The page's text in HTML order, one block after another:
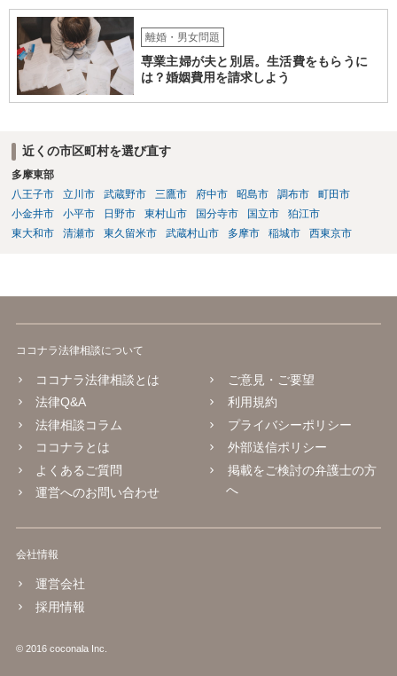
離婚・男女問題
専業主婦が夫と別居。生活費をもらうに
は？婚姻費用を請求しよう
近くの市区町村を選び直す
多摩東部
八王子市
立川市 武蔵野市 三鷹市 府中市 昭島市 調布市
町田市
小金井市
小平市 日野市 東村山市 国分寺市 国立市
狛江市
東大和市
清瀬市 東久留米市 武蔵村山市 多摩市 稲城市 西東京市
ココナラ法律相談について
ココナラ法律相談とは
法律Q&A
法律相談コラム
ココナラとは
よくあるご質問
運営へのお問い合わせ
ご意見・ご要望
利用規約
プライバシーポリシー
外部送信ポリシー
掲載をご検討の弁護士の方
へ
会社情報
運営会社
採用情報
© 2016 coconala Inc.